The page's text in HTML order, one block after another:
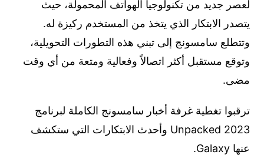
لعصر جديد من تكنولوجيا الهواتف المحمولة، حيث
يتصدر الابتكار الذي يتخذ من المستخدم ركيزة له.
وتتطلع سامسونج إلى تبني هذه التطورات التحويلية،
وتوقع مستقبل أكثر اتصالاً وفعالية ومتعة من أي وقت
مضى.
ترقبوا تغطية غرفة أخبار سامسونج الكاملة لبرنامج
Unpacked 2023 وأحدث الابتكارات التي ستكشف
عنها Galaxy.